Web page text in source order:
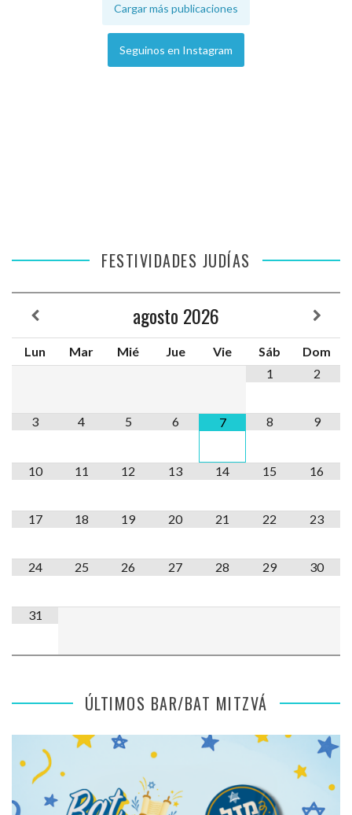
Cargar más publicaciones
Seguinos en Instagram
FESTIVIDADES JUDÍAS
agosto 2026
Lun Mar Mié Jue Vie Sáb
Dom
1
2
3 4 5 6 7 8 9
10 11 12 13 14 15 16
17 18 19 20 21 22 23
24 25 26 27 28 29 30
31
ÚLTIMOS BAR/BAT MITZVÁ